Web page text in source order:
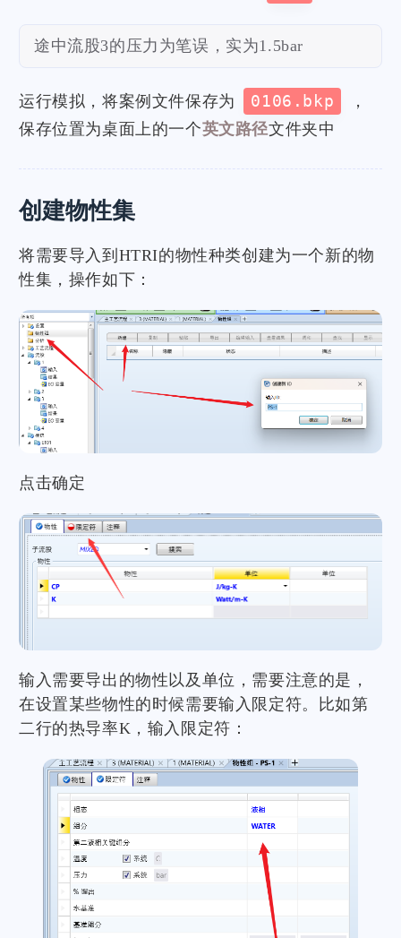
途中流股3的压力为笔误，实为1.5bar
运行模拟，将案例文件保存为 0106.bkp
，
保存位置为桌面上的一个英文路径文件夹中
创建物性集
将需要导入到HTRI的物性种类创建为一个新的物
性集，操作如下：
点击确定
输入需要导出的物性以及单位，需要注意的是，
在设置某些物性的时候需要输入限定符。比如第
二行的热导率K，输入限定符：